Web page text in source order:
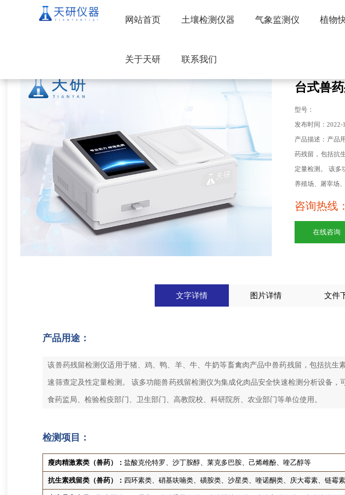
网站首页 土壤检测仪器 气象监测仪 植物
关于天研 联系我们
台式兽
型号：
发布时间：2022-
产品描述：产品
药残留，包括抗
定量检测。 该多
养殖场、屠宰场
咨询热线：
在线咨询
文字详情 图片详情 文件
产品用途：
该兽药残留检测仪适用于猪、鸡、鸭、羊、牛、牛奶等畜禽肉产品中兽药残留，包括抗
速筛查定及性定量检测。 该多功能兽药残留检测仪为集成化肉品安全快速检测分析设备，
食药监局、检验检疫部门、卫生部门、高教院校、科研院所、农业部门等单位使用。
检测项目：
瘦肉精激素类（兽药）：盐酸克伦特罗、沙丁胺醇、莱克多巴胺、己烯雌酚、喹乙醇等
抗生素残留类（兽药）： 四环素类、硝基呋喃类、磺胺类、沙星类、喹诺酮类、庆大霉素、链霉